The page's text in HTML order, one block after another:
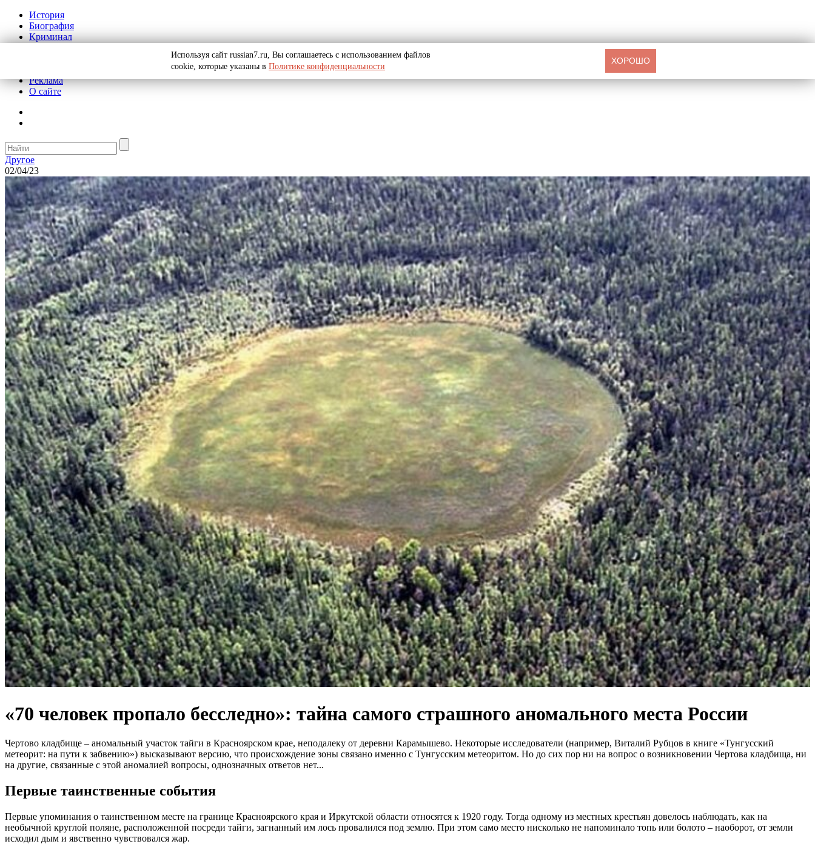
История
Биография
Криминал
Реклама
О сайте
Другое
02/04/23
«70 человек пропало бесследно»: тайна самого страшного аномального места России
Чертово кладбище – аномальный участок тайги в Красноярском крае, неподалеку от деревни Карамышево. Некоторые исследователи (например, Виталий Рубцов в книге «Тунгусский
метеорит: на пути к забвению») высказывают версию, что происхождение зоны связано именно с Тунгусским метеоритом. Но до сих пор ни на вопрос о возникновении Чертова кладбища, ни
на другие, связанные с этой аномалией вопросы, однозначных ответов нет...
Первые таинственные события
Первые упоминания о таинственном месте на границе Красноярского края и Иркутской области относятся к 1920 году. Тогда одному из местных крестьян довелось наблюдать, как на
необычной круглой поляне, расположенной посреди тайги, загнанный им лось провалился под землю. При этом само место нисколько не напоминало топь или болото – наоборот, от земли
исходил дым и явственно чувствовался жар.
Используя сайт russian7.ru, Вы соглашаетесь с использованием файлов
cookie, которые указаны в Политике конфиденциальности
ХОРОШО